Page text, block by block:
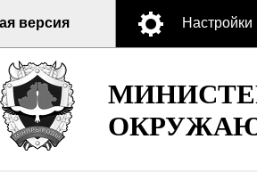
версия Настройки